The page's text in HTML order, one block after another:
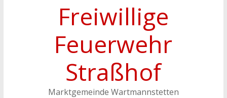
Freiwillige
Feuerwehr
Straßhof
Marktgemeinde Wartmannstetten